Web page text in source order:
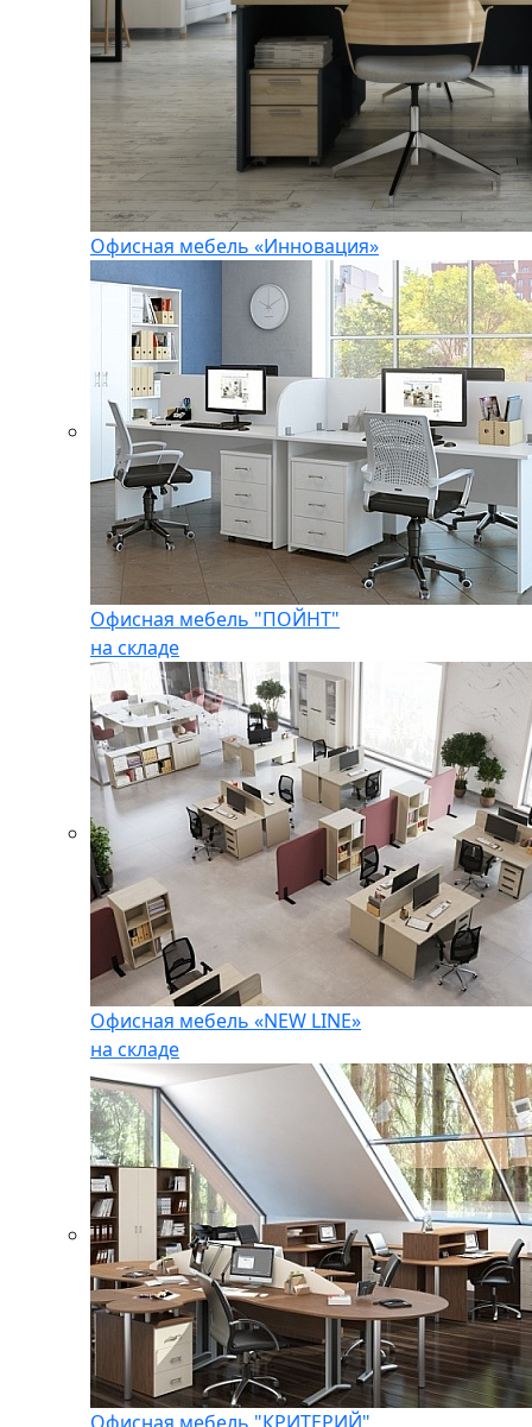
Офисная мебель «Инновация»
Офисная мебель "ПОЙНТ"
на складе
Офисная мебель «NEW LINE»
на складе